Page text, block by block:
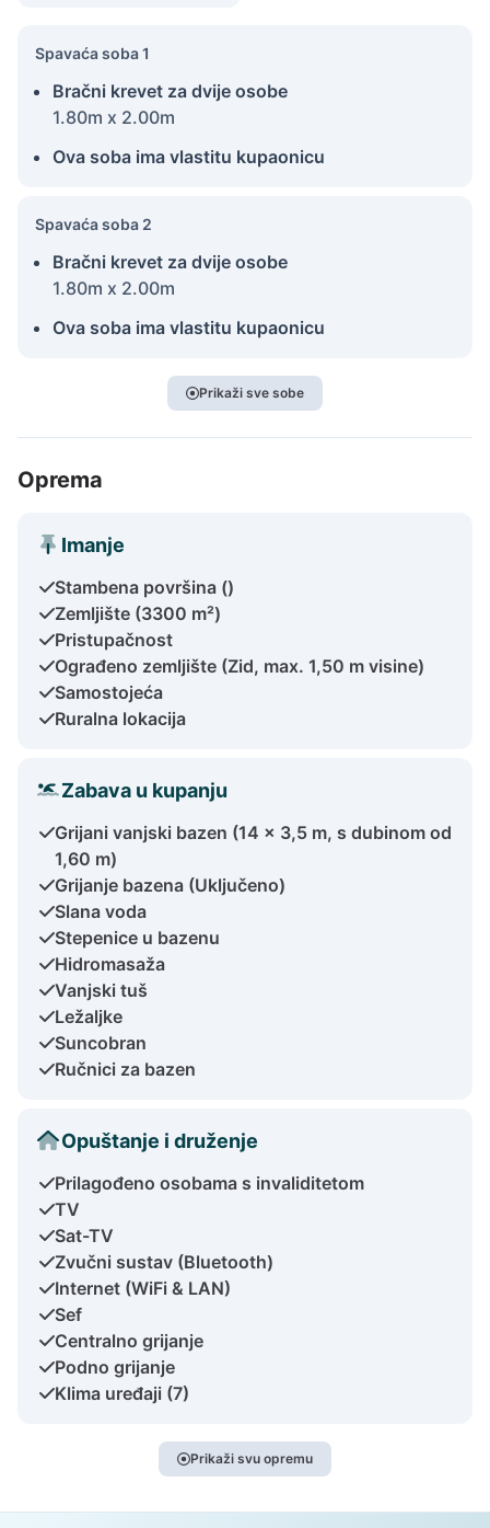
Spavaća soba 1
Bračni krevet za dvije osobe
1.80m x 2.00m
Ova soba ima vlastitu kupaonicu
Spavaća soba 2
Bračni krevet za dvije osobe
1.80m x 2.00m
Ova soba ima vlastitu kupaonicu
Prikaži sve sobe
Oprema
Imanje
Stambena površina ()
Zemljište (3300 m²)
Pristupačnost
Ograđeno zemljište (Zid, max. 1,50 m visine)
Samostojeća
Ruralna lokacija
Zabava u kupanju
Grijani vanjski bazen (14 x 3,5 m, s dubinom od
1,60 m)
Grijanje bazena (Uključeno)
Slana voda
Stepenice u bazenu
Hidromasaža
Vanjski tuš
Ležaljke
Suncobran
Ručnici za bazen
Opuštanje i druženje
Prilagođeno osobama s invaliditetom
TV
Sat-TV
Zvučni sustav (Bluetooth)
Internet (WiFi & LAN)
Sef
Centralno grijanje
Podno grijanje
Klima uređaji (7)
Prikaži svu opremu